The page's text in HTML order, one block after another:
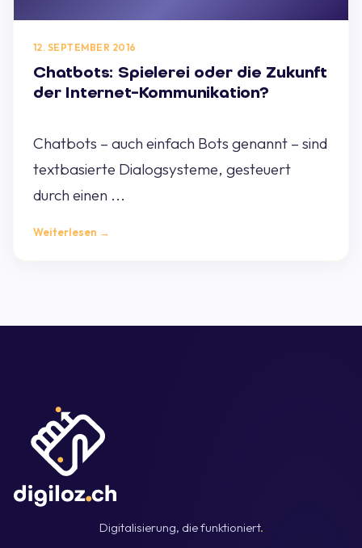
12. SEPTEMBER 2016
Chatbots: Spielerei oder die Zukunft
der Internet-Kommunikation?
Chatbots – auch einfach Bots genannt – sind
textbasierte Dialogsysteme, gesteuert
durch einen ...
Weiterlesen →
Digitalisierung, die funktioniert.